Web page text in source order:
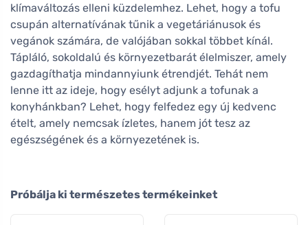
klímaváltozás elleni küzdelemhez. Lehet, hogy a tofu
csupán alternatívának tűnik a vegetáriánusok és
vegánok számára, de valójában sokkal többet kínál.
Tápláló, sokoldalú és környezetbarát élelmiszer, amely
gazdagíthatja mindannyiunk étrendjét. Tehát nem
lenne itt az ideje, hogy esélyt adjunk a tofunak a
konyhánkban? Lehet, hogy felfedez egy új kedvenc
ételt, amely nemcsak ízletes, hanem jót tesz az
egészségének és a környezetének is.
Próbálja ki természetes termékeinket